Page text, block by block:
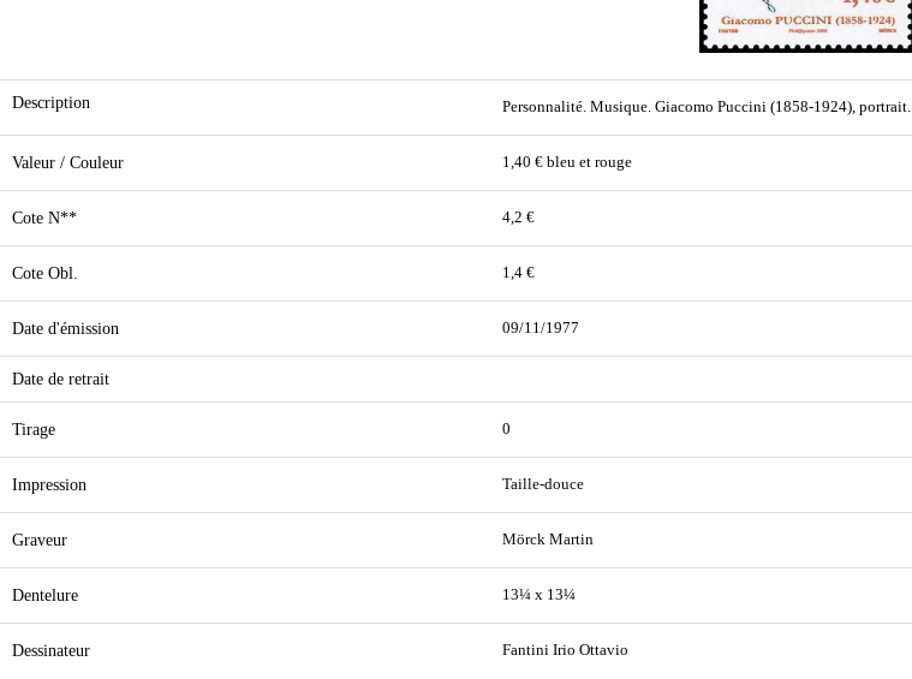
Description Personnalité. Musique. Giacomo Puccini (1858-1924), portrait.
Valeur / Couleur 1,40 € bleu et rouge
Cote N** 4,2 €
Cote Obl. 1,4 €
Date d'émission 09/11/1977
Date de retrait
Tirage 0
Impression Taille-douce
Graveur Mörck Martin
Dentelure 13¼ x 13¼
Dessinateur Fantini Irio Ottavio